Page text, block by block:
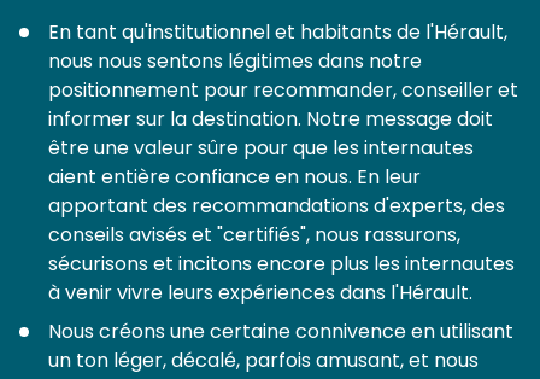
En tant qu'institutionnel et habitants de l'Hérault,
nous nous sentons légitimes dans notre
positionnement pour recommander, conseiller et
informer sur la destination. Notre message doit
être une valeur sûre pour que les internautes
aient entière confiance en nous. En leur
apportant des recommandations d'experts, des
conseils avisés et "certifiés", nous rassurons,
sécurisons et incitons encore plus les internautes
à venir vivre leurs expériences dans l'Hérault.
Nous créons une certaine connivence en utilisant
un ton léger, décalé, parfois amusant, et nous